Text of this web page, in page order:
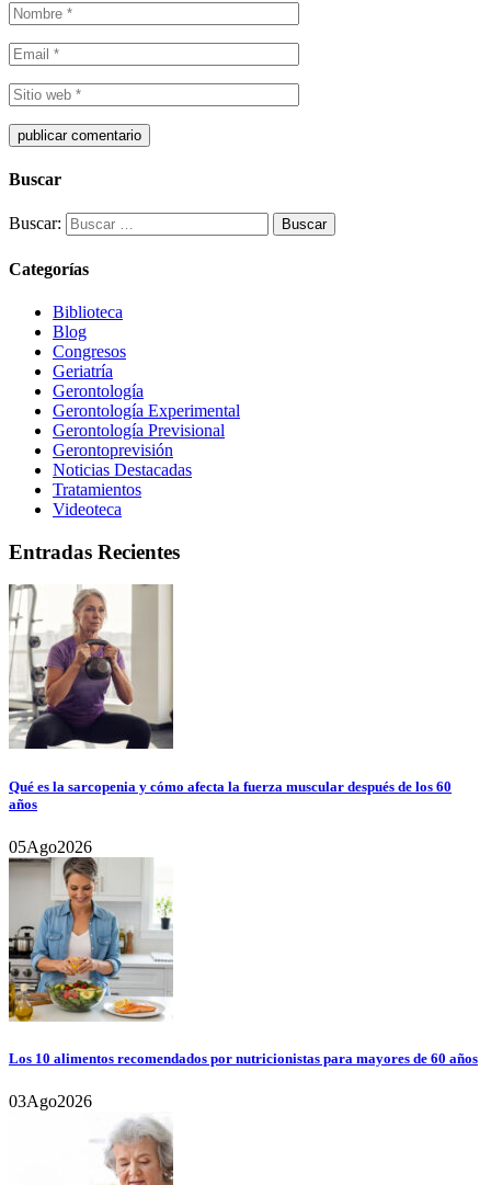
Buscar
Buscar:
Categorías
Biblioteca
Blog
Congresos
Geriatría
Gerontología
Gerontología Experimental
Gerontología Previsional
Gerontoprevisión
Noticias Destacadas
Tratamientos
Videoteca
Entradas Recientes
Qué es la sarcopenia y cómo afecta la fuerza muscular después de los 60
años
05Ago2026
Los 10 alimentos recomendados por nutricionistas para mayores de 60 años
03Ago2026